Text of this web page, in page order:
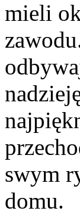
mieli
swym
domu.